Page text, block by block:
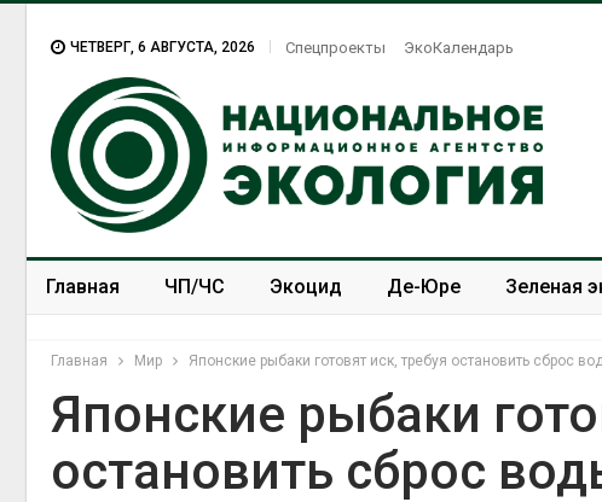
ЧЕТВЕРГ, 6 АВГУСТА, 2026 Спецпроекты ЭкоКалендарь
Главная ЧП/ЧС Экоцид Де-Юре Зеленая
Главная Мир Японские рыбаки готовят иск, требуя остановить сброс
Японские рыбаки
остановить сброс